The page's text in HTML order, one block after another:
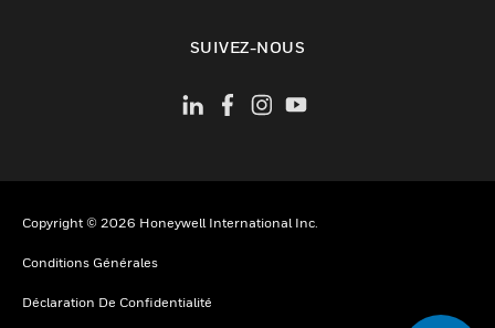
SUIVEZ-NOUS
Copyright © 2026 Honeywell International Inc.
Conditions Générales
Déclaration De Confidentialité